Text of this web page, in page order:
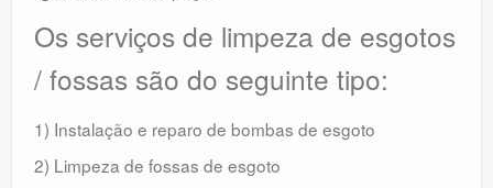
Os serviços de limpeza de esgotos
/ fossas são do seguinte tipo:
1) Instalação e reparo de bombas de esgoto
2) Limpeza de fossas de esgoto